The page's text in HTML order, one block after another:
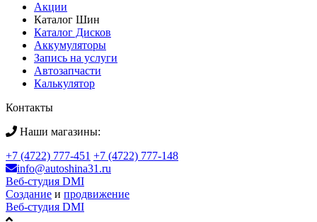
Акции
Каталог Шин
Каталог Дисков
Аккумуляторы
Запись на услуги
Автозапчасти
Калькулятор
Контакты
Наши магазины:
+7 (4722) 777-451 +7 (4722) 777-148
info@autoshina31.ru
Веб-студия DMI
Создание и продвижение
Веб-студия DMI